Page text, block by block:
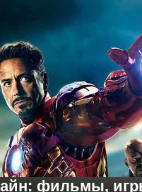
фильмы,